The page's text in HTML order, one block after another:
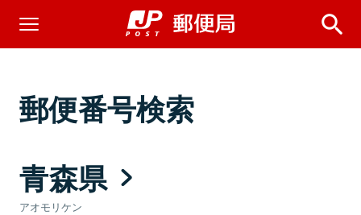
郵便番号検索
青森県
アオモリケン